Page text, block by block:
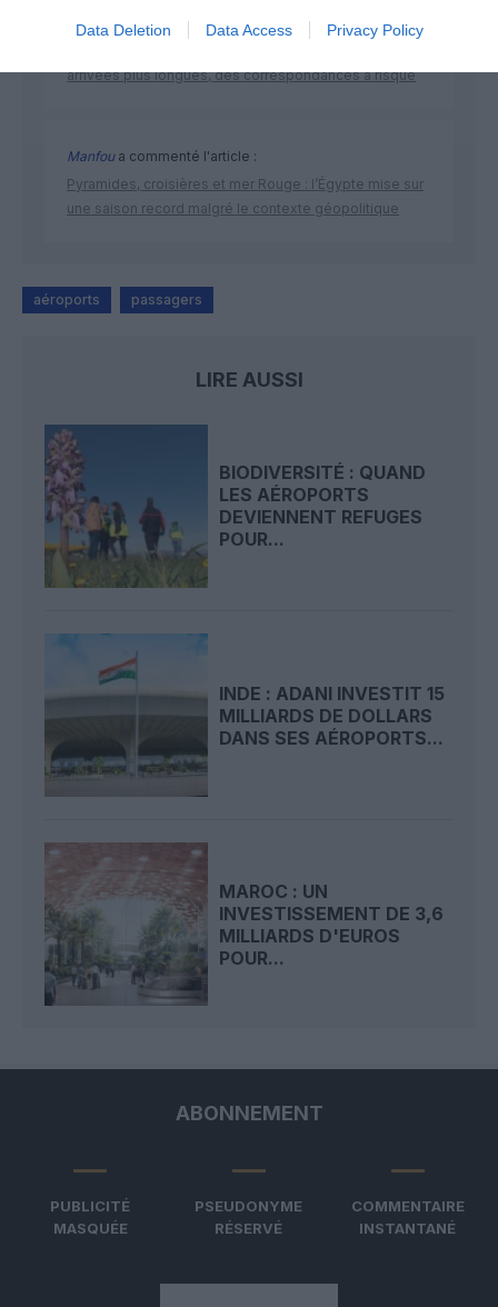
Data Deletion Data Access Privacy Policy
atplhkt
a commenté l'article :
arrivées plus longues, des correspondances à risque
Manfoua commenté l'article :
Pyramides, croisières et mer Rouge : l’Égypte mise sur
une saison record malgré le contexte géopolitique
aéroports passagers
LIRE AUSSI
BIODIVERSITÉ : QUAND
LES AÉROPORTS
DEVIENNENT REFUGES
POUR...
INDE : ADANI INVESTIT 15
MILLIARDS DE DOLLARS
DANS SES AÉROPORTS...
MAROC : UN
INVESTISSEMENT DE 3,6
MILLIARDS D'EUROS
POUR...
ABONNEMENT
PUBLICITÉ
MASQUÉE
PSEUDONYME
RÉSERVÉ
COMMENTAIRE
INSTANTANÉ